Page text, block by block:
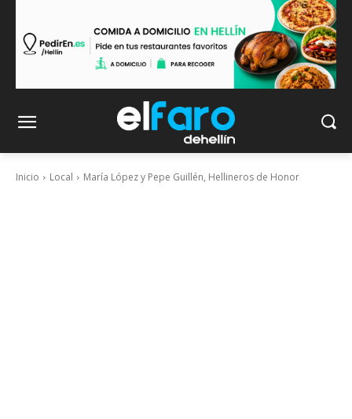
Inicio Local María López y Pepe Guillén, Hellineros de Honor